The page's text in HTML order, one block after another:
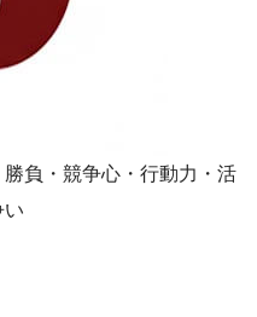
負・競争心・行動力・活
い